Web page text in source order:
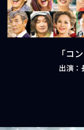
「コ
出演：